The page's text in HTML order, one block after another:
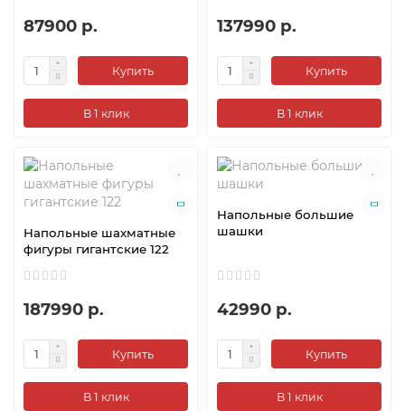
87900 р.
Купить
В 1 клик
137990 р.
Купить
В 1 клик
Напольные шахматные
фигуры гигантские 122
187990 р.
Купить
В 1 клик
Напольные большие
шашки
42990 р.
Купить
В 1 клик